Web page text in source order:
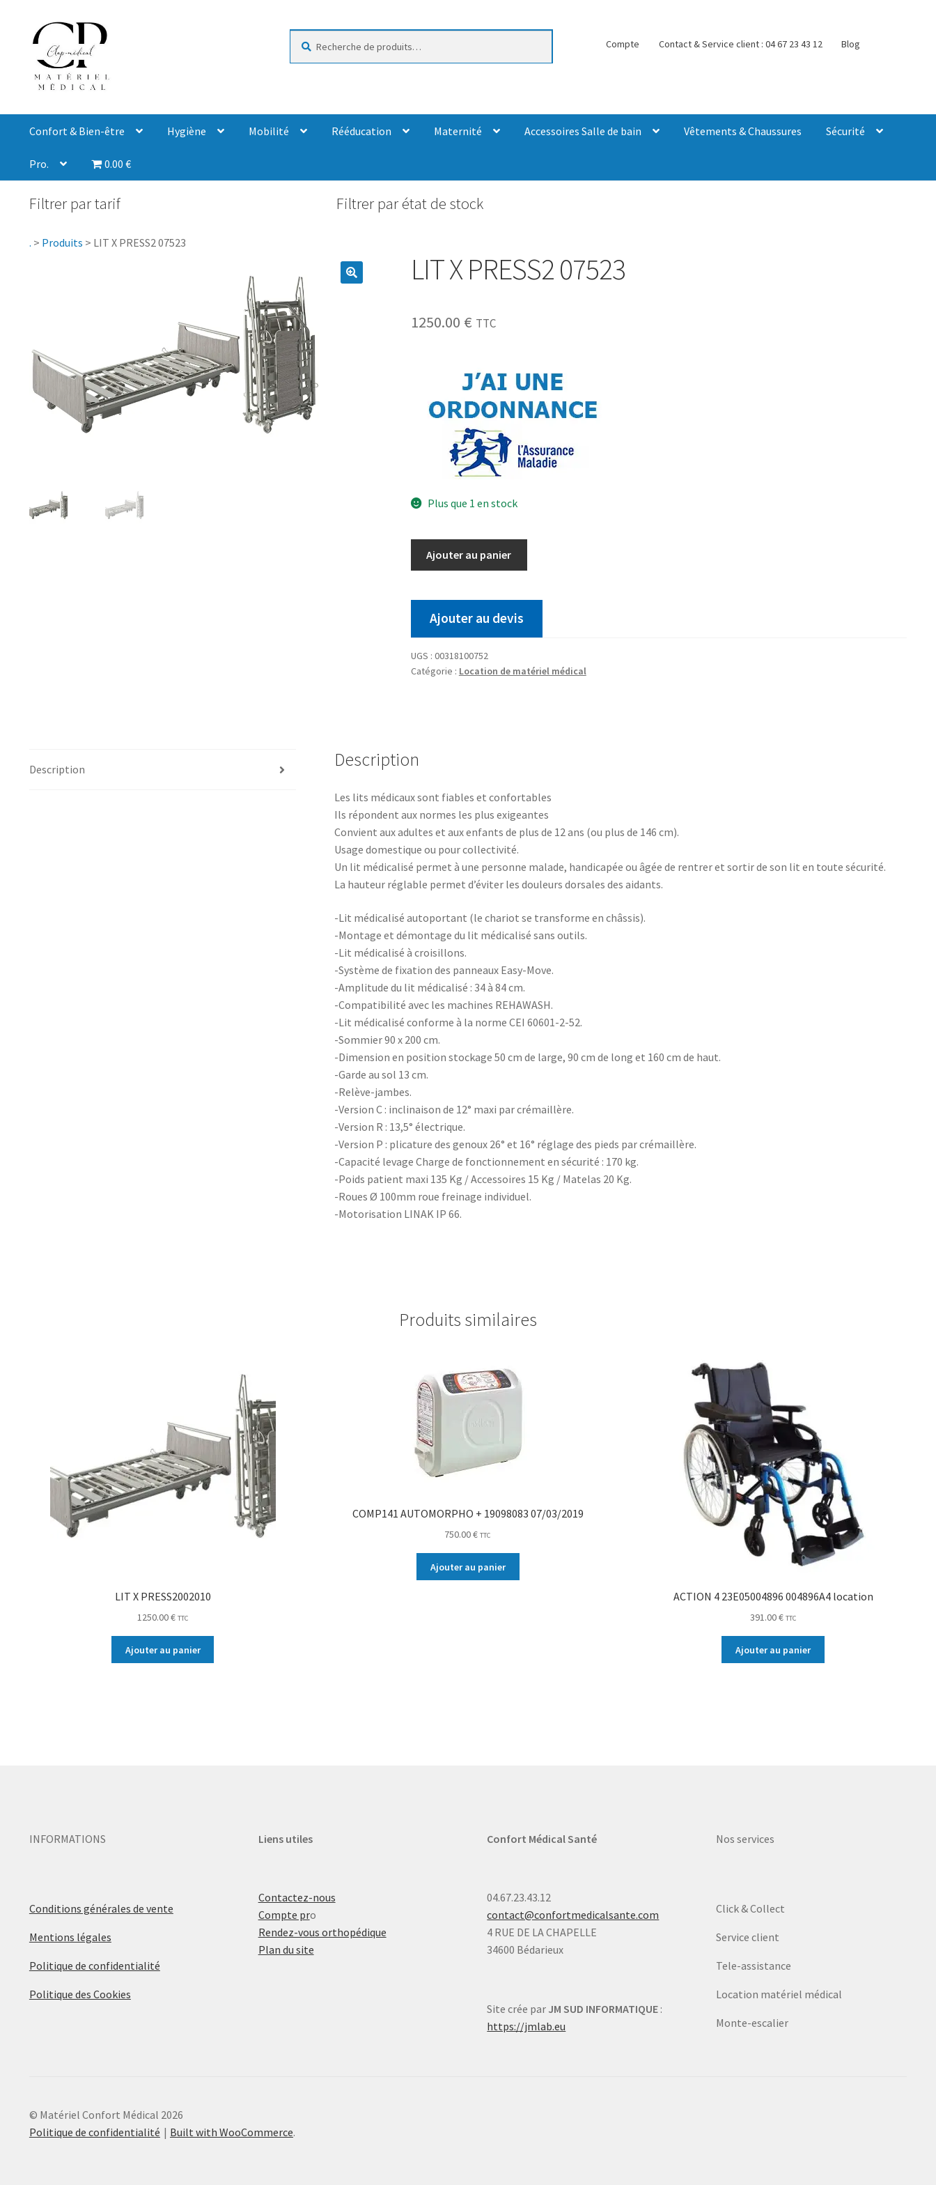
Compte Contact & Service client : 04 67 23 43 12 Blog
Confort & Bien-être Hygiène Mobilité Rééducation Maternité Accessoires Salle de bain Vêtements & Chaussures Sécurité
Pro. 0.00 €
Filtrer par tarif Filtrer par état de stock
. > Produits > LIT X PRESS2 07523
LIT X PRESS2 07523
1250.00 € TTC
Plus que 1 en stock
Ajouter au panier
Ajouter au devis
UGS : 00318100752
Catégorie : Location de matériel médical
Description Description
Les lits médicaux sont fiables et confortables
Ils répondent aux normes les plus exigeantes
Convient aux adultes et aux enfants de plus de 12 ans (ou plus de 146 cm).
Usage domestique ou pour collectivité.
Un lit médicalisé permet à une personne malade, handicapée ou âgée de rentrer et sortir de son lit en toute sécurité.
La hauteur réglable permet d’éviter les douleurs dorsales des aidants.
-Lit médicalisé autoportant (le chariot se transforme en châssis).
-Montage et démontage du lit médicalisé sans outils.
-Lit médicalisé à croisillons.
-Système de fixation des panneaux Easy-Move.
-Amplitude du lit médicalisé : 34 à 84 cm.
-Compatibilité avec les machines REHAWASH.
-Lit médicalisé conforme à la norme CEI 60601-2-52.
-Sommier 90 x 200 cm.
-Dimension en position stockage 50 cm de large, 90 cm de long et 160 cm de haut.
-Garde au sol 13 cm.
-Relève-jambes.
-Version C : inclinaison de 12° maxi par crémaillère.
-Version R : 13,5° électrique.
-Version P : plicature des genoux 26° et 16° réglage des pieds par crémaillère.
-Capacité levage Charge de fonctionnement en sécurité : 170 kg.
-Poids patient maxi 135 Kg / Accessoires 15 Kg / Matelas 20 Kg.
-Roues Ø 100mm roue freinage individuel.
-Motorisation LINAK IP 66.
Produits similaires
LIT X PRESS2002010
1250.00€ TTC
Ajouter au panier
COMP141 AUTOMORPHO + 19098083 07/03/2019
750.00€ TTC
Ajouter au panier
ACTION 4 23E05004896 004896A4 location
391.00€ TTC
Ajouter au panier
INFORMATIONS
Conditions générales de vente
Mentions légales
Politique de confidentialité
Politique des Cookies
Liens utiles
Contactez-nous
Compte pro
Rendez-vous orthopédique
Plan du site
Confort Médical Santé
04.67.23.43.12
contact@confortmedicalsante.com
4 RUE DE LA CHAPELLE
34600 Bédarieux
Site crée par JM SUD INFORMATIQUE :
https://jmlab.eu
Nos services
Click & Collect
Service client
Tele-assistance
Location matériel médical
Monte-escalier
© Matériel Confort Médical 2026
Politique de confidentialité
Built with WooCommerce.